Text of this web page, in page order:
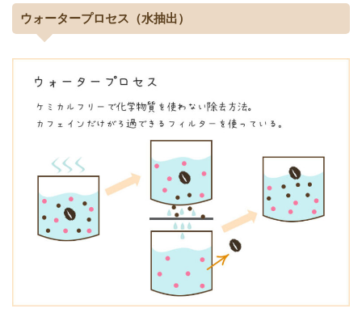
ウォータープロセス（水抽出）